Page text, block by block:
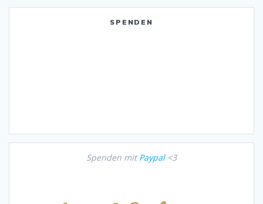
SPENDEN
Spenden mitPaypal<3